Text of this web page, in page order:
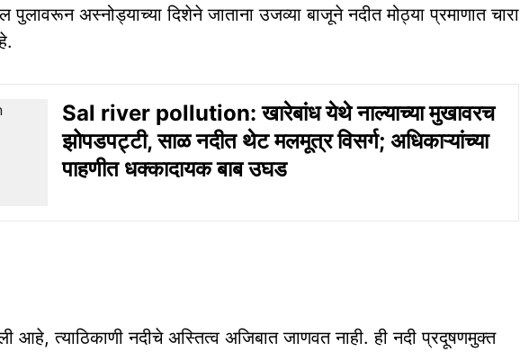
अस्नोड्याच्या दिशेने जाताना उजव्या बाजूने नदीत मोठ्या प्रमाणात चारा
Sal river pollution: खारेबांध येथे नाल्याच्या मुखावरच
झोपडपट्टी, साळ नदीत थेट मलमूत्र विसर्ग; अधिकाऱ्यांच्या
पाहणीत धक्कादायक बाब उघड
आहे, त्याठिकाणी नदीचे अस्तित्व अजिबात जाणवत नाही. ही नदी प्रदूषणमुक्त